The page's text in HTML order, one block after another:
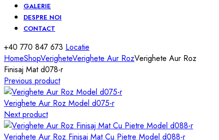
GALERIE
DESPRE NOI
CONTACT
+40 770 847 673 Locatie
HomeShopVerigheteVerighete Aur RozVerighete Aur Roz
Finisaj Mat d078-r
Previous product
Verighete Aur Roz Model d075-r
Next product
Verighete Aur Roz Finisaj Mat Cu Pietre Model d088-r